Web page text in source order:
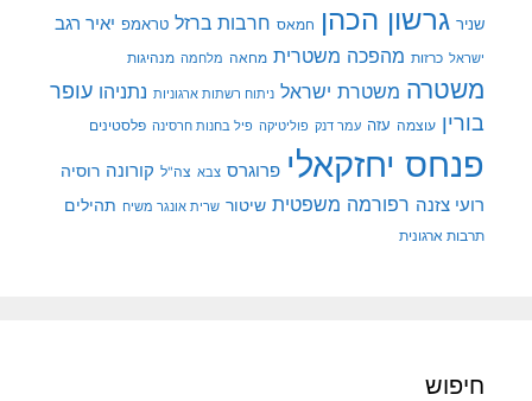
שניר גרשון הכהן חמאס חרבות ברזל טראמפ יאיר רגב
ישראל כרזות מהפכה משטרית מחאה מלחמה מנהיגות
משטרה משטרת ישראל ניתוח רשתות ארגוניות נתניהו עופר
בורין עוצמה עזה עמר דנק פוליטיקה פיל בחנות חרסינה פלסטינים
פנחס יחזקאלי פרוגרס צבא צה"ל קורונה רוסיה
רועי צזנה רפורמה משפטית שיטור שרית אונגר משיח תהילים
תרבות ארגונית
חיפוש